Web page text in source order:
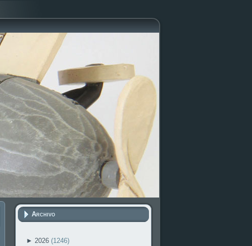
Archivo
► 2026 (1246)